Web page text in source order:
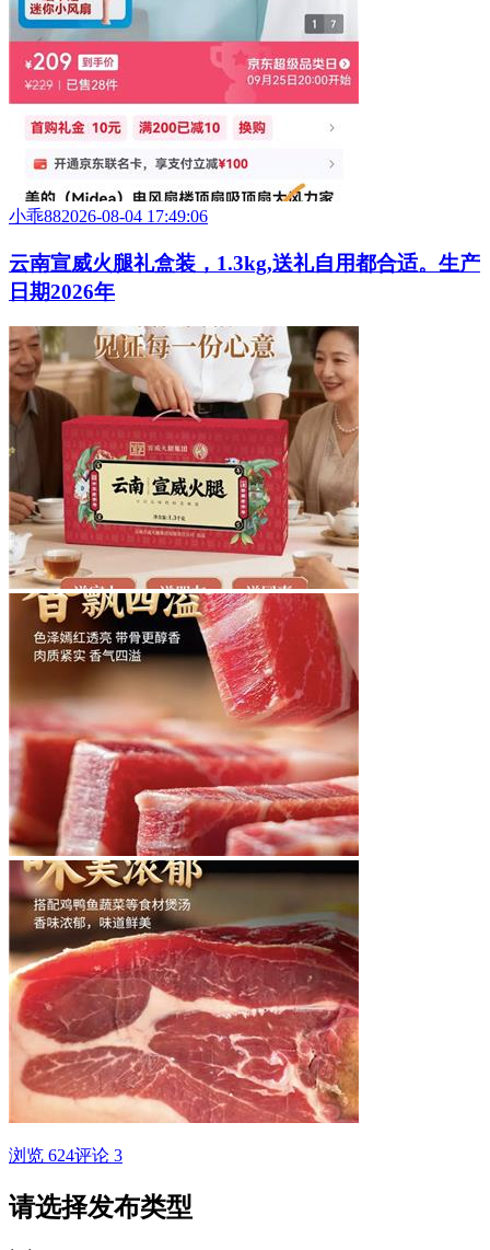
小乖882026-08-04 17:49:06
云南宣威火腿礼盒装，1.3kg,送礼自用都合适。生产
日期2026年
浏览 624评论 3
请选择发布类型